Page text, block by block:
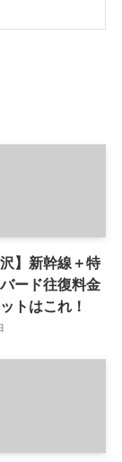
沢】新幹線＋特
ード往復料金
トはこれ！